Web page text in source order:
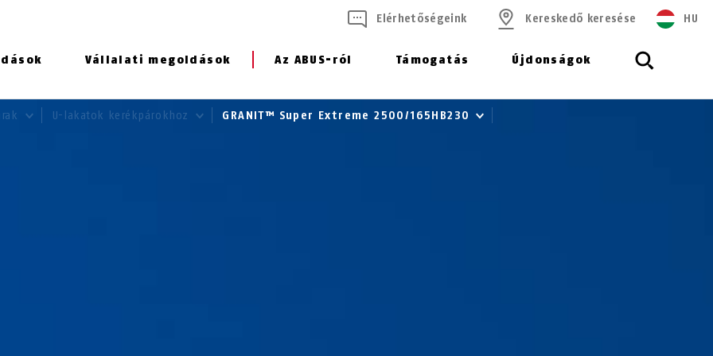
Vállalati megoldások Az ABUS-ról Támogatás Újdonságok
Elérhetőségeink Kereskedő keresése HU
U-lakatok kerékpárokhoz GRANIT™ Super Extreme 2500/165HB230